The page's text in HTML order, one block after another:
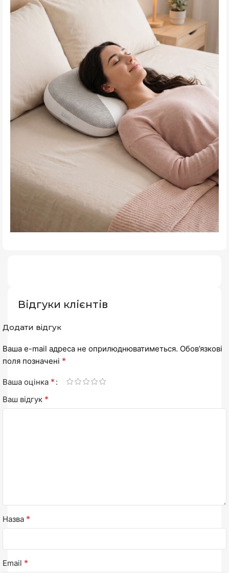
Відгуки клієнтів
Додати відгук
Ваша e-mail адреса не оприлюднюватиметься. Обов’язкові
поля позначені *
Ваша оцінка *
Ваш відгук *
Назва *
Email *